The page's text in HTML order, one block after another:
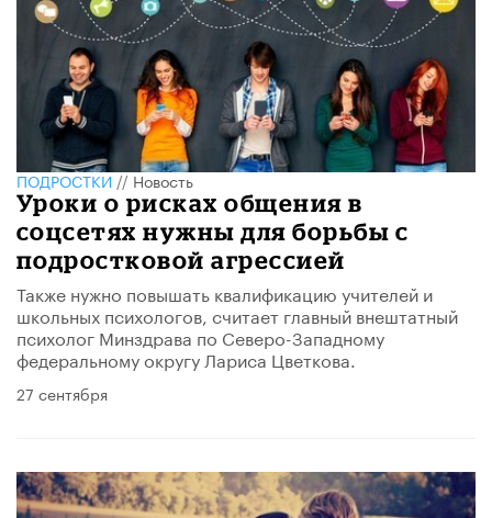
ПОДРОСТКИ//Новость
Уроки о рисках общения в
соцсетях нужны для борьбы с
подростковой агрессией
Также нужно повышать квалификацию учителей и
школьных психологов, считает главный внештатный
психолог Минздрава по Северо-Западному
федеральному округу Лариса Цветкова.
27 сентября